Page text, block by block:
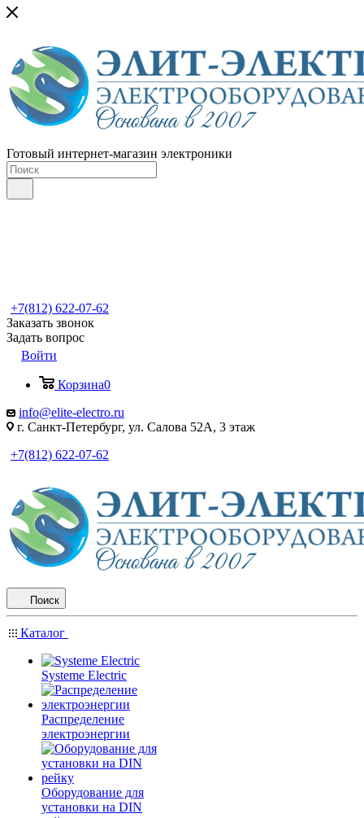
Готовый интернет-магазин электроники
+7(812) 622-07-62
Заказать звонок
Задать вопрос
Войти
Корзина0
info@elite-electro.ru
г. Санкт-Петербург, ул. Салова 52А, 3 этаж
+7(812) 622-07-62
Поиск
Каталог
Systeme Electric
Распределение
электроэнергии
Оборудование для
установки на DIN